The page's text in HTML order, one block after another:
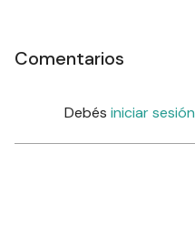
Comentarios
Debés iniciar sesión